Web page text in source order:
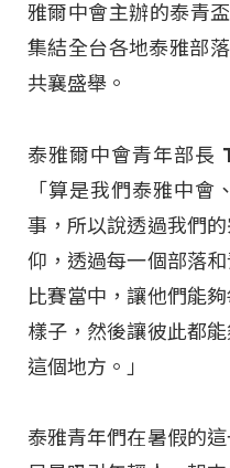
雅爾中會主辦的泰青
集結全台各地泰雅部
共襄盛舉。
泰雅爾中會青年部長
「算是我們泰雅中會
事，所以說透過我們
仰，透過每一個部落
比賽當中，讓他們能
樣子，然後讓彼此都
這個地方。」
泰雅青年們在暑假的